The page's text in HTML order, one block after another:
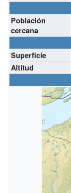
Población
cercana
Superficie
Altitud